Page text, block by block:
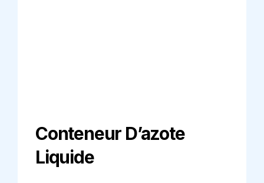
Conteneur D’azote
Liquide